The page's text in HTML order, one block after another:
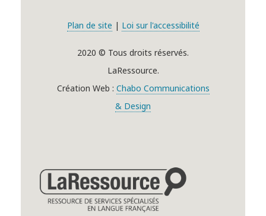
Plan de site | Loi sur l'accessibilité
2020 © Tous droits réservés.
LaRessource.
Création Web : Chabo Communications
& Design